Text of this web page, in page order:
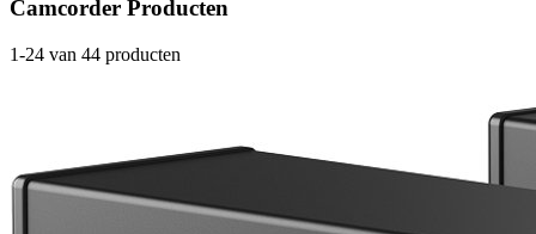
Camcorder Producten
1-24 van 44 producten